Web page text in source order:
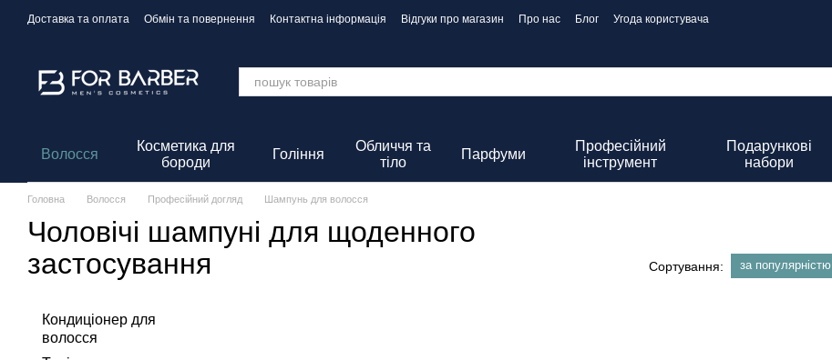
Перейти до основного контенту
Доставка та оплата Обмін та повернення Контактна інформація Відгуки про магазин Про нас Блог
Угода користувача
Волосся
Косметика для
бороди
Гоління
Обличчя та
тіло
Парфуми
Професійний
інструмент
Подарункові
набори
Головна Волосся Професійний догляд Шампунь для волосся
Чоловічі шампуні для щоденного
застосування
Сортування: за популярністю
Кондиціонер для
волосся